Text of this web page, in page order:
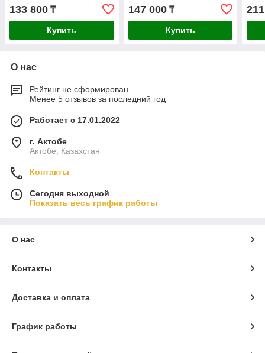
133 800 ₸
Купить
147 000₸
Купить
О нас
Рейтинг не сформирован
Менее 5 отзывов за последний год
Работает с 17.01.2022
г. Актобе
Актобе, Казахстан
Контакты
Сегодня выходной
Показать весь график работы
О нас
Контакты
Доставка и оплата
График работы